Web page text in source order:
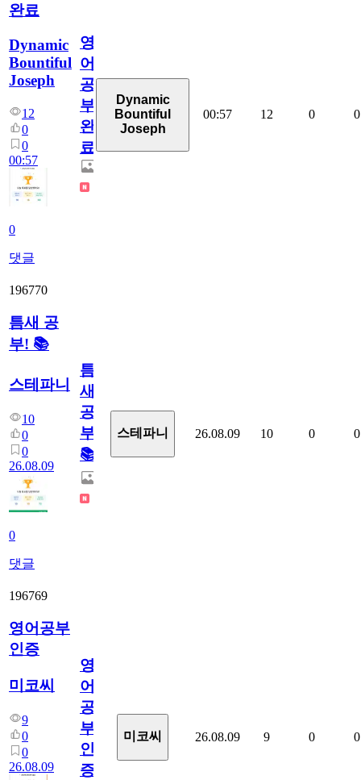
완료
Dynamic
Bountiful
Joseph
12
0
0
00:57
0
댓글
영
어
공
부
완
료
Dynamic
Bountiful
Joseph
00:57 12 0 0
196770
틈새 공
부! 📚
스테파니
10
0
0
26.08.09
0
댓글
틈
새
공
부!
📚
스테파니 26.08.09 10 0 0
196769
영어공부
인증
미코씨
9
0
0
26.08.09
영
어
공
부
인
증
미코씨 26.08.09 9 0 0